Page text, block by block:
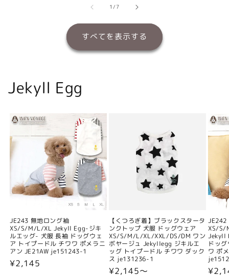
格
1/の
7
すべてを表示する
Jekyll Egg
JE243 無地ロング袖
XS/S/M/L/XL Jekyll Egg-ジキ
ルエッグ- 犬服 長袖 ドッグウェ
ア トイプードル チワワ ポメラニ
アン JE21AW je151243-1
通
¥2,145
【くつろぎ着】ブラックスタータ
ンクトップ 犬服 ドッグウェア
XS/S/M/L/XL/XXL/DS/DM ワン
ボヤージュ Jekyllegg ジキルエ
ッグ トイプードル チワワ ダック
ス je131236-1
通
¥2,145〜
JE242
XS/S/
Jekyll
ドッ
ワ ポ
通